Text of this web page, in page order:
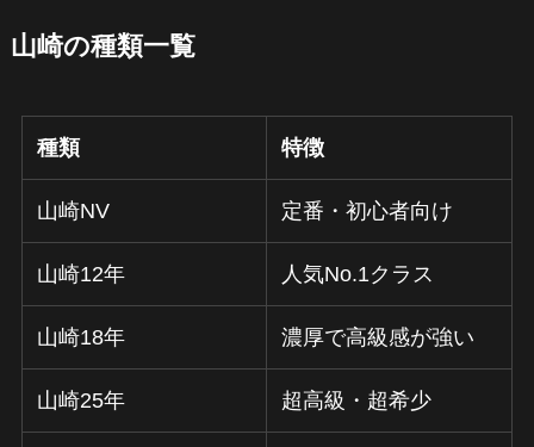
山崎の種類一覧
種類 特徴
山崎NV 定番・初心者向け
山崎12年 人気No.1クラス
山崎18年 濃厚で高級感が強い
山崎25年 超高級・超希少